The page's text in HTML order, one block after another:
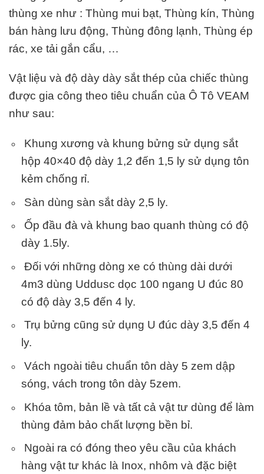
thùng xe như : Thùng mui bạt, Thùng kín, Thùng
bán hàng lưu động, Thùng đông lạnh, Thùng ép
rác, xe tải gắn cẩu, …
Vật liệu và độ dày dày sắt thép của chiếc thùng
được gia công theo tiêu chuẩn của Ô Tô VEAM
như sau:
Khung xương và khung bửng sử dụng sắt
hộp 40×40 độ dày 1,2 đến 1,5 ly sử dụng tôn
kẻm chống rỉ.
Sàn dùng sàn sắt dày 2,5 ly.
Ốp đầu đà và khung bao quanh thùng có độ
dày 1.5ly.
Đối với những dòng xe có thùng dài dưới
4m3 dùng Uddusc dọc 100 ngang U đúc 80
có độ dày 3,5 đến 4 ly.
Trụ bửng cũng sử dụng U đúc dày 3,5 đến 4
ly.
Vách ngoài tiêu chuẩn tôn dày 5 zem dập
sóng, vách trong tôn dày 5zem.
Khóa tôm, bản lề và tất cả vật tư dùng để làm
thùng đảm bảo chất lượng bền bỉ.
Ngoài ra có đóng theo yêu cầu của khách
hàng vật tư khác là Inox, nhôm và đặc biệt